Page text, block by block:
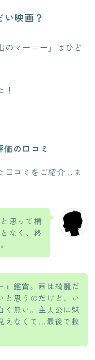
映画？
のマーニー」はひど
価の口コミ
口コミをご紹介しま
思って構
なく、終
』鑑賞。画は綺麗だ
と思うのだけど、い
く無い。主人公に魅
えなくて…最後で救